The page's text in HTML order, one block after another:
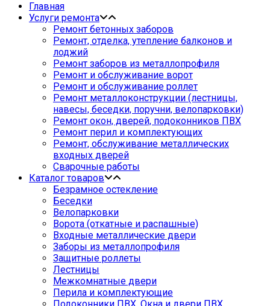
Главная
Услуги ремонта
Ремонт бетонных заборов
Ремонт, отделка, утепление балконов и
лоджий
Ремонт заборов из металлопрофиля
Ремонт и обслуживание ворот
Ремонт и обслуживание роллет
Ремонт металлоконструкции (лестницы,
навесы, беседки, поручни, велопарковки)
Ремонт окон, дверей, подоконников ПВХ
Ремонт перил и комплектующих
Ремонт, обслуживание металлических
входных дверей
Сварочные работы
Каталог товаров
Безрамное остекление
Беседки
Велопарковки
Ворота (откатные и распашные)
Входные металлические двери
Заборы из металлопрофиля
Защитные роллеты
Лестницы
Межкомнатные двери
Перила и комплектующие